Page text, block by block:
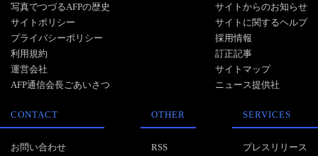
写真でつづるAFPの歴史
サイトポリシー
プライバシーポリシー
利用規約
運営会社
AFP通信会長ごあいさつ
サイトからのお知らせ
サイトに関するヘルプ
採用情報
訂正記事
サイトマップ
ニュース提供社
CONTACT
お問い合わせ
OTHER
RSS
SERVICES
プレスリリース